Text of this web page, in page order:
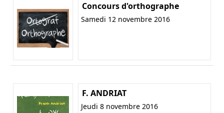
Concours d'orthographe
Samedi 12 novembre 2016
F. ANDRIAT
Jeudi 8 novembre 2016